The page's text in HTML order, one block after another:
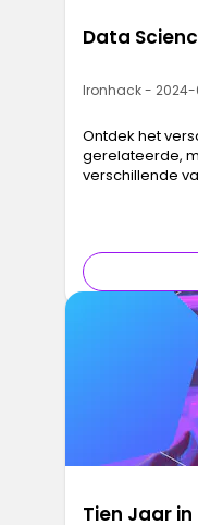
Data
Ironhack - 2024-
Ontdek het
gerelateerde,
verschillende
Tien Jaar in